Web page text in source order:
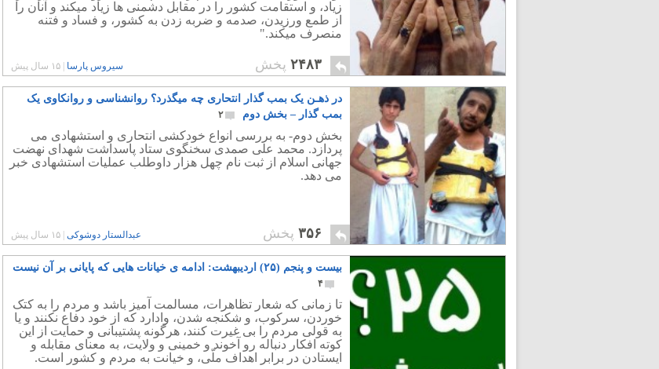
زیاد، و استقامت کشور را در مقابل دشمنی ها زیاد میکند و آنان را
از طمع ورزیدن، صدمه و ضربه زدن به کشور، و فساد و فتنه
منصرف میکند."
۲۴۸۳ پخش سیروس پارسا ۱۵ سال پیش
در ذهـن یک بمب گذار انتحاری چه میگذرد؟ روانشناسی و روانکاوی یک
بمب گذار – بخش دوم
۲
بخش دوم- به بررسی انواع خودکشی انتحاری و استشهادی می
پردازد. محمد علی صمدی سخنگوی ستاد پاسداشت شهدای نهضت
جهانی اسلام از ثبت نام چهل هزار داوطلب عملیات استشهادی خبر
می دهد.
۳۵۶ پخش عبدالستار دوشوکی ۱۵ سال پیش
بیست و پنجم (۲۵) اردیبهشت: ادامه ی خیانات هایی که پایانی بر آن نیست
۴
تا زمانی که شعار تظاهرات، مسالمت آمیز باشد و مردم را به کتک
خوردن، سرکوب، و شکنجه شدن، وادارد که از خود دفاع نکنند و یا
به قولی مردم را بی غیرت کنند، هرگونه پشتیبانی و حمایت از این
کوته افکار دنباله رو آخوند و خمینی و ولایت، به معنای مقابله و
ایستادن در برابر اهداف ملّی، و خیانت به مردم و کشور است.